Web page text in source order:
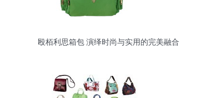
殴栢利思箱包 演绎时尚与实用的完美融合